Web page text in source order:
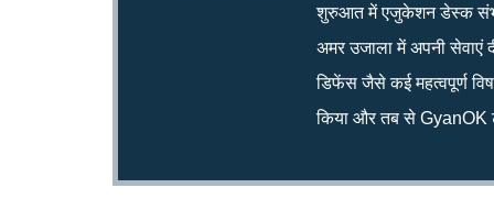
शुरुआत में एजुकेशन डेस्क
अमर उजाला में अपनी
डिफेंस जैसे कई महत्वपूर्ण
किया और तब से GyanOK